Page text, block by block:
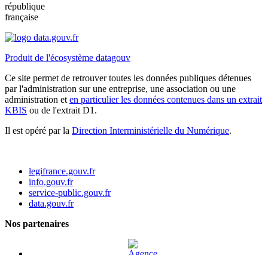
république
française
Produit de l'écosystème datagouv
Ce site permet de retrouver toutes les données publiques détenues
par l'administration sur une entreprise, une association ou une
administration et en particulier les données contenues dans un extrait
KBIS ou de l'extrait D1.
Il est opéré par la Direction Interministérielle du Numérique.
legifrance.gouv.fr
info.gouv.fr
service-public.gouv.fr
data.gouv.fr
Nos partenaires